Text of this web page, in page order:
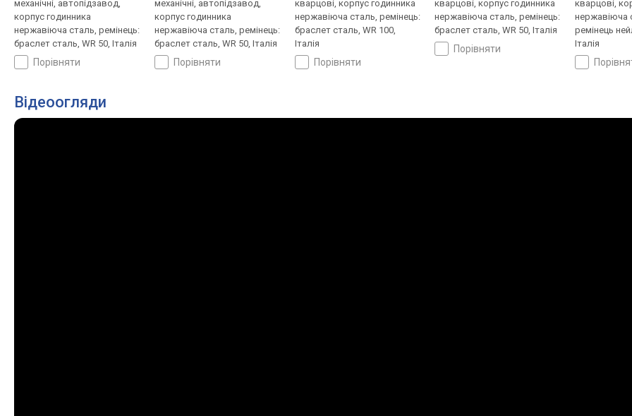
механічні, автопідзавод,
корпус годинника
нержавіюча сталь, ремінець:
браслет сталь, WR 50, Італія
порівняти
механічні, автопідзавод,
корпус годинника
нержавіюча сталь, ремінець:
браслет сталь, WR 50, Італія
порівняти
кварцові, корпус годинника
нержавіюча сталь, ремінець:
браслет сталь, WR 100,
Італія
порівняти
кварцові, корпус годинника
нержавіюча сталь, ремінець:
браслет сталь, WR 50, Італія
порівняти
кварцові,
нержавіюча
ремінець
Італія
Відеоогляди